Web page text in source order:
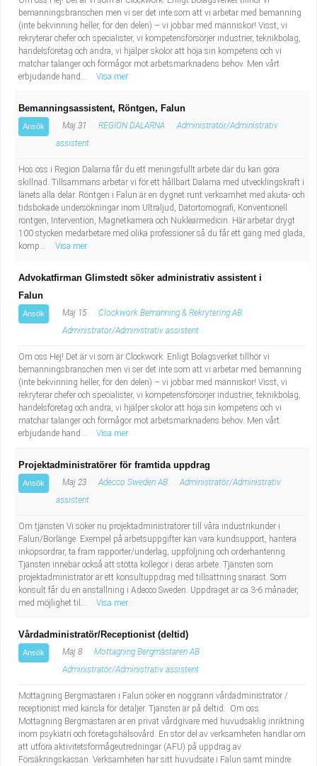
bemanningsbranschen men vi ser det inte som att vi arbetar med bemanning
(inte bekvinning heller, för den delen) – vi jobbar med människor! Visst, vi
rekryterar chefer och specialister, vi kompetensförsörjer industrier, teknikbolag,
handelsföretag och andra, vi hjälper skolor att höja sin kompetens och vi
matchar talanger och förmågor mot arbetsmarknadens behov. Men vårt
erbjudande hand...
Visa mer
Bemanningsassistent, Röntgen, Falun
Ansök Maj 31 REGION DALARNA
Administratör/Administrativ
assistent
Hos oss i Region Dalarna får du ett meningsfullt arbete där du kan göra
skillnad. Tillsammans arbetar vi för ett hållbart Dalarna med utvecklingskraft i
länets alla delar. Röntgen i Falun är en dygnet runt verksamhet med akuta- och
tidsbokade undersökningar inom Ultraljud, Datortomografi, Konventionell
röntgen, Intervention, Magnetkamera och Nuklearmedicin. Här arbetar drygt
100 stycken medarbetare med olika professioner så du får ett gäng med glada,
komp...
Visa mer
Advokatfirman Glimstedt söker administrativ assistent i
Falun
Ansök Maj 15
Clockwork Bemanning & Rekrytering AB
Administratör/Administrativ assistent
Om oss Hej! Det är vi som är Clockwork. Enligt Bolagsverket tillhör vi
bemanningsbranschen men vi ser det inte som att vi arbetar med bemanning
(inte bekvinning heller, för den delen) – vi jobbar med människor! Visst, vi
rekryterar chefer och specialister, vi kompetensförsörjer industrier, teknikbolag,
handelsföretag och andra, vi hjälper skolor att höja sin kompetens och vi
matchar talanger och förmågor mot arbetsmarknadens behov. Men vårt
erbjudande hand...
Visa mer
Projektadministratörer för framtida uppdrag
Ansök Maj 23 Adecco Sweden AB
Administratör/Administrativ
assistent
Om tjänsten Vi söker nu projektadministratörer till våra industrikunder i
Falun/Borlänge. Exempel på arbetsuppgifter kan vara kundsupport, hantera
inköpsordrar, ta fram rapporter/underlag, uppföljning och orderhantering.
Tjänsten innebär också att stötta kollegor i deras arbete. Tjänsten som
projektadministratör är ett konsultuppdrag med tillsättning snarast. Som
konsult får du en anställning i Adecco Sweden. Uppdraget är ca 3-6 månader,
med möjlighet til...
Visa mer
Vårdadministratör/Receptionist (deltid)
Ansök Maj 8
Mottagning Bergmästaren AB
Administratör/Administrativ assistent
Mottagning Bergmästaren i Falun söker en noggrann vårdadministratör /
receptionist med känsla för detaljer. Tjänsten är på deltid. Om oss
Mottagning Bergmästaren är en privat vårdgivare med huvudsaklig inriktning
inom psykiatri och företagshälsovård. En stor del av verksamheten handlar om
att utföra aktivitetsförmågeutredningar (AFU) på uppdrag av
Försäkringskassan. Verksamheten har sitt huvudsäte i Falun samt mindre